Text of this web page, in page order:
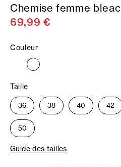
Chemise femme
69,99 €
Couleur
Taille
36 38 40 42
50
Guide des tailles